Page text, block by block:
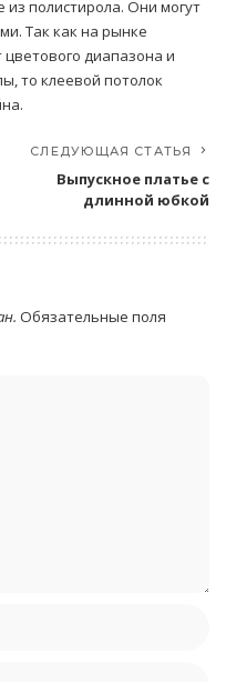
полистирола. Они могут
Так как на рынке
диапазона и
то клеевой потолок
СЛЕДУЮЩАЯ СТАТЬЯ
Выпускное платье с
длинной юбкой
Обязательные поля